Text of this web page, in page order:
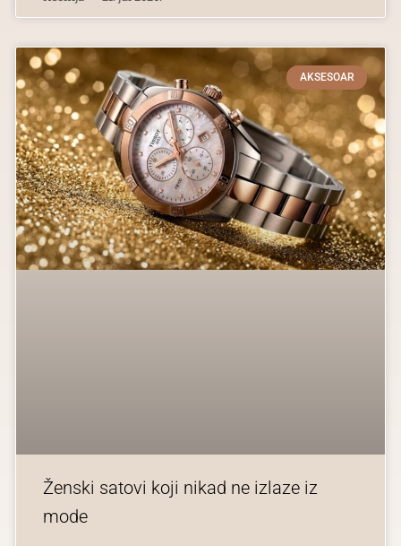
AKSESOAR
Ženski satovi koji nikad ne izlaze iz
mode